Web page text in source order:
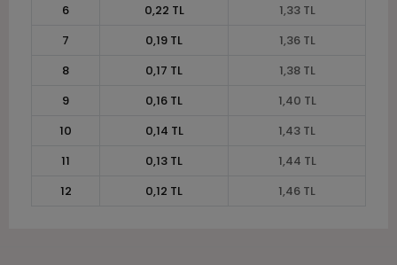
6
0,22 TL
1,33 TL
7
0,19 TL
1,36 TL
8
0,17 TL
1,38 TL
9
0,16 TL
1,40 TL
10
0,14 TL
1,43 TL
11
0,13 TL
1,44 TL
12
0,12 TL 1,46 TL